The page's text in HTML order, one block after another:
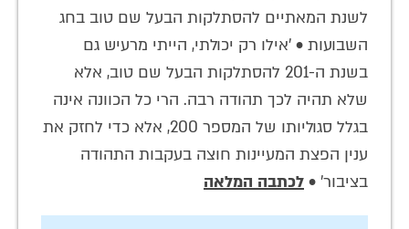
לשנת המאתיים להסתלקות הבעל שם טוב בחג
השבועות • 'אילו רק יכולתי, הייתי מרעיש גם
בשנת ה-‏201 להסתלקות הבעל שם טוב, אלא
שלא תהיה לכך תהודה רבה. הרי כל הכוונה אינה
בגלל סגוליותו של המספר 200, אלא כדי לחזק את
ענין הפצת המעיינות חוצה בעקבות התהודה
בציבור' • לכתבה המלאה